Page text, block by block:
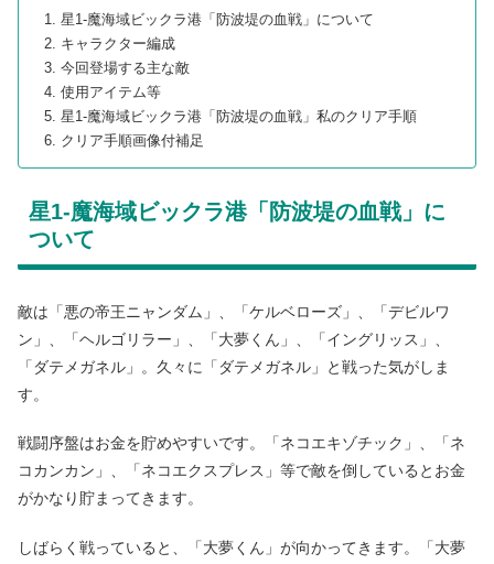
星1-魔海域ビックラ港「防波堤の血戦」について
キャラクター編成
今回登場する主な敵
使用アイテム等
星1-魔海域ビックラ港「防波堤の血戦」私のクリア手順
クリア手順画像付補足
星1-魔海域ビックラ港「防波堤の血戦」に
ついて
敵は「悪の帝王ニャンダム」、「ケルベローズ」、「デビルワ
ン」、「ヘルゴリラー」、「大夢くん」、「イングリッス」、
「ダテメガネル」。久々に「ダテメガネル」と戦った気がしま
す。
戦闘序盤はお金を貯めやすいです。「ネコエキゾチック」、「ネ
コカンカン」、「ネコエクスプレス」等で敵を倒しているとお金
がかなり貯まってきます。
しばらく戦っていると、「大夢くん」が向かってきます。「大夢